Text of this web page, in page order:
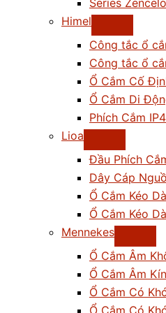
Series
Himel
Công tắc ổ
Công tắc ổ
Ổ Cắm Cố
Ổ Cắm Di
Phích Cắm
Lioa
Đầu Phích
Dây Cáp
Ổ Cắm Kéo
Ổ Cắm Kéo
Mennekes
Ổ Cắm Âm
Ổ Cắm Âm
Ổ Cắm Có